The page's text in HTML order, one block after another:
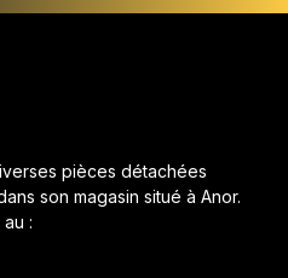
pièces détachées
son magasin situé à Anor.
: